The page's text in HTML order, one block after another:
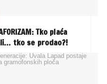
Tko plaća
tko se prodao?!